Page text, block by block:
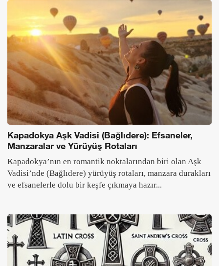
Kapadokya Aşk Vadisi (Bağlıdere): Efsaneler,
Manzaralar ve Yürüyüş Rotaları
Kapadokya’nın en romantik noktalarından biri olan Aşk
Vadisi’nde (Bağlıdere) yürüyüş rotaları, manzara durakları
ve efsanelerle dolu bir keşfe çıkmaya hazır...